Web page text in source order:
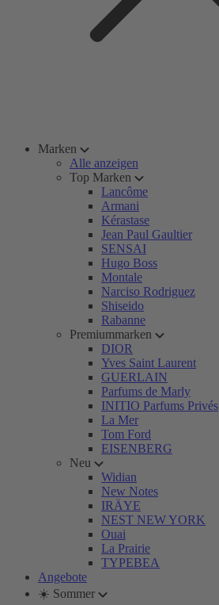
Marken
Alle anzeigen
Top Marken
Lancôme
Armani
Kérastase
Jean Paul Gaultier
SENSAI
Hugo Boss
Montale
Narciso Rodriguez
Shiseido
Rabanne
Premiummarken
DIOR
Yves Saint Laurent
GUERLAIN
Parfums de Marly
INITIO Parfums Privés
La Mer
Tom Ford
EISENBERG
Neu
Widian
New Notes
IRÄYE
NEST NEW YORK
Ouai
La Prairie
TYPEBEA
Angebote
☀️ Sommer